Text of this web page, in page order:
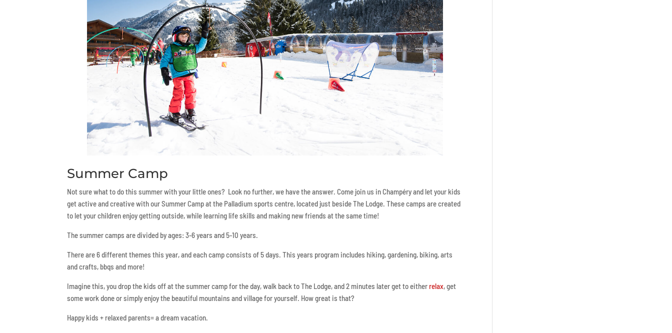
Summer Camp
Not sure what to do this summer with your little ones? Look no further, we have the answer. Come join us in Champéry and let your kids
get active and creative with our Summer Camp at the Palladium sports centre, located just beside The Lodge. These camps are created
to let your children enjoy getting outside, while learning life skills and making new friends at the same time!
The summer camps are divided by ages: 3-6 years and 5-10 years.
There are 6 different themes this year, and each camp consists of 5 days. This years program includes hiking, gardening, biking, arts
and crafts, bbqs and more!
Imagine this, you drop the kids off at the summer camp for the day, walk back to The Lodge, and 2 minutes later get to either relax, get
some work done or simply enjoy the beautiful mountains and village for yourself. How great is that?
Happy kids + relaxed parents= a dream vacation.